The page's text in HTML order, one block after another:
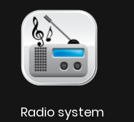
Radio system